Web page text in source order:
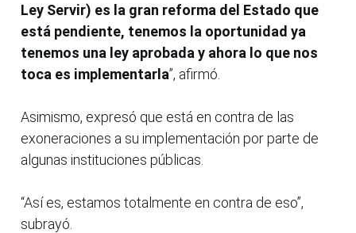
Ley Servir) es la gran reforma del Estado que
está pendiente, tenemos la oportunidad ya
tenemos una ley aprobada y ahora lo que nos
toca es implementarla”, afirmó.
Asimismo, expresó que está en contra de las
exoneraciones a su implementación por parte de
algunas instituciones públicas.
“Así es, estamos totalmente en contra de eso”,
subrayó.